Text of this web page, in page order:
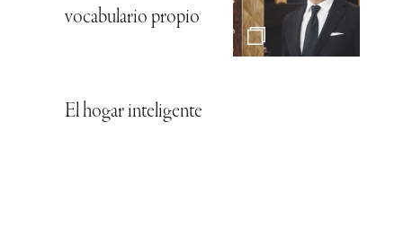
vocabulario propio
El hogar inteligente